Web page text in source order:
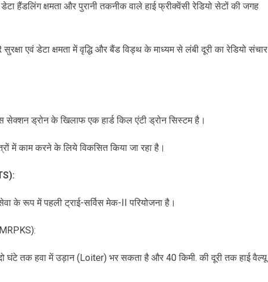
डेटा हैंडलिंग क्षमता और पुरानी तकनीक वाले हाई फ्रीक्वेंसी रेडियो सेटों की जगह
एवं डेटा क्षमता में वृद्धि और बैंड विड्थ के माध्यम से लंबी दूरी का रेडियो संचार
सेक्शन ड्रोन के खिलाफ एक हार्ड किल एंटी ड्रोन सिस्टम है।
में काम करने के लिये विकसित किया जा रहा है।
के रूप में पहली ट्राई-सर्विस मेक-II परियोजना है।
घंटे तक हवा में उड़ान (Loiter) भर सकता है और 40 किमी. की दूरी तक हाई वैल्यू